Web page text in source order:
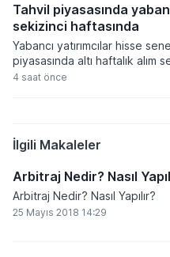
öngörülerini geride
yıllık bazda yüzde 4,5
Tahvil piyasasında
sekizinci haftasında
Yabancı yatırımcılar hisse
piyasasında altı haftalık alım
ardından satış tarafına
girdi. Türkiye Cumhuriyet
hareketliliği devam ediyor.
4 saat önce
İlgili Makaleler
Arbitraj Nedir? Nasıl
Arbitraj Nedir? Nasıl Yapılır?
25 Mayıs 2018 14:29